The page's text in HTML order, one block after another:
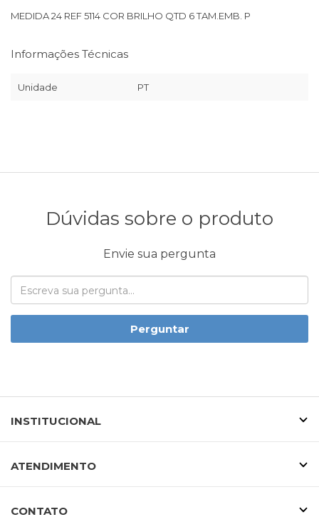
MEDIDA 24 REF 5114 COR BRILHO QTD 6 TAM.EMB. P
Informações Técnicas
Unidade PT
Dúvidas sobre o produto
Envie sua pergunta
Perguntar
INSTITUCIONAL
ATENDIMENTO
CONTATO